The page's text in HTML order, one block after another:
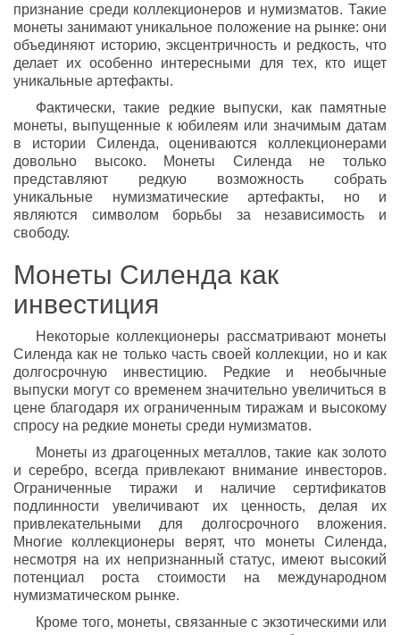
признание среди коллекционеров и нумизматов. Такие
монеты занимают уникальное положение на рынке: они
объединяют историю, эксцентричность и редкость, что
делает их особенно интересными для тех, кто ищет
уникальные артефакты.
Фактически, такие редкие выпуски, как памятные
монеты, выпущенные к юбилеям или значимым датам
в истории Силенда, оцениваются коллекционерами
довольно высоко. Монеты Силенда не только
представляют редкую возможность собрать
уникальные нумизматические артефакты, но и
являются символом борьбы за независимость и
свободу.
Монеты Силенда как
инвестиция
Некоторые коллекционеры рассматривают монеты
Силенда как не только часть своей коллекции, но и как
долгосрочную инвестицию. Редкие и необычные
выпуски могут со временем значительно увеличиться в
цене благодаря их ограниченным тиражам и высокому
спросу на редкие монеты среди нумизматов.
Монеты из драгоценных металлов, такие как золото
и серебро, всегда привлекают внимание инвесторов.
Ограниченные тиражи и наличие сертификатов
подлинности увеличивают их ценность, делая их
привлекательными для долгосрочного вложения.
Многие коллекционеры верят, что монеты Силенда,
несмотря на их непризнанный статус, имеют высокий
потенциал роста стоимости на международном
нумизматическом рынке.
Кроме того, монеты, связанные с экзотическими или